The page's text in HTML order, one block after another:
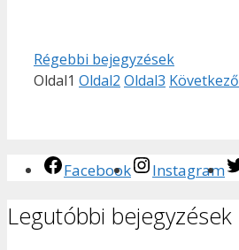
Régebbi bejegyzések
Oldal1 Oldal2 Oldal3 Következő
Facebook Instagram
Legutóbbi bejegyzések